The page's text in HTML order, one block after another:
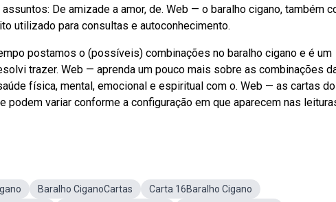
De amizade a amor, de. Web — o baralho cigano, também
utilizado para consultas e autoconhecimento.
postamos o (possíveis) combinações no baralho cigano e é um
trazer. Web — aprenda um pouco mais sobre as combinações
física, mental, emocional e espiritual com o. Web — as cartas
variar conforme a configuração em que aparecem nas
Baralho CiganoCartas
Carta 16Baralho Cigano